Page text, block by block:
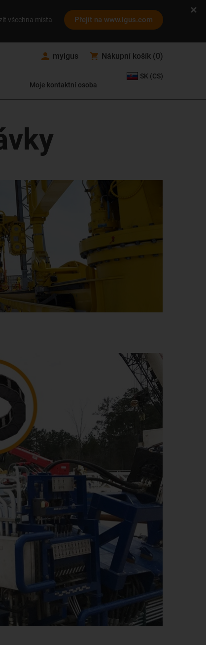
všechna místa Přejít na www.igus.com
myigus Nákupní košík (0)
Moje kontaktní osoba
SK (CS)